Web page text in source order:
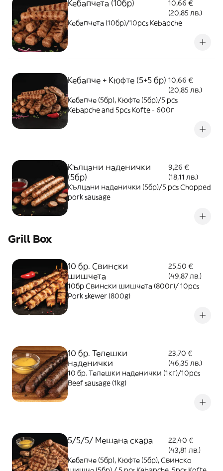
Кебапчета (10бр)
10,66 €
(20,85 лв.)
Кебапчета (10бр)/10pcs Kebapche
Кебапче + Кюфте (5+5 бр) 10,66 €
(20,85 лв.)
Кебапче (5бр), Кюфте (5бр)/5 pcs
Kebapche and 5pcs Kofte - 600г
Кълцани наденички
(5бр)
9,26 €
(18,11 лв.)
Кълцани наденички (5бр)/5 pcs Chopped
pork sausage
Grill Box
10 бр. Свински
шишчета
25,50 €
(49,87 лв.)
10бр Свински шишчета (800г)/ 10pcs
Pork skewer (800g)
10 бр. Телешки
наденички
23,70 €
(46,35 лв.)
10 бр. Телешки наденички (1кг)/10pcs
Beef sausage (1kg)
5/5/5/ Мешана скара
22,40 €
(43,81 лв.)
Кебапче (5бр), Кюфте (5бр), Свинско